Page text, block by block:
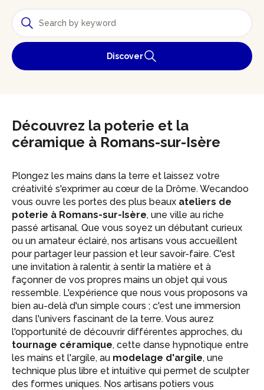
Discover
Découvrez la poterie et la
céramique à Romans-sur-Isère
Plongez les mains dans la terre et laissez votre
créativité s'exprimer au cœur de la Drôme. Wecandoo
vous ouvre les portes des plus beaux ateliers de
poterie à Romans-sur-Isère, une ville au riche
passé artisanal. Que vous soyez un débutant curieux
ou un amateur éclairé, nos artisans vous accueillent
pour partager leur passion et leur savoir-faire. C'est
une invitation à ralentir, à sentir la matière et à
façonner de vos propres mains un objet qui vous
ressemble. L'expérience que nous vous proposons va
bien au-delà d'un simple cours ; c'est une immersion
dans l'univers fascinant de la terre. Vous aurez
l'opportunité de découvrir différentes approches, du
tournage céramique, cette danse hypnotique entre
les mains et l'argile, au modelage d'argile, une
technique plus libre et intuitive qui permet de sculpter
des formes uniques. Nos artisans potiers vous